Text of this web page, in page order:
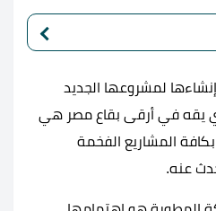
لمشروعها الجديد
يقه في أرقى بقاع مصر هي
المشاريع الفخمة
عنه.